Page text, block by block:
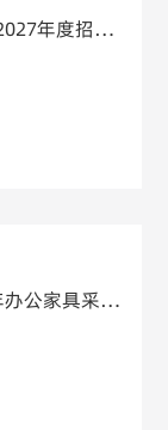
成都市建筑设计研究院有限公司2025-2027年度招标代理机构公开比选邀请公告
成都市建筑设计研究院有限公司2024年办公家具采购项目比选结果公告